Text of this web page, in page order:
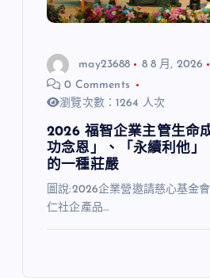
may23688
8 8 月, 2026
0 Comments
瀏覽次數：1264 人次
2026 福智企業主管生命
功念恩」、「永續利他
的一種莊嚴
圖說:2026企業營邀請慈心基金
仁社企產品…